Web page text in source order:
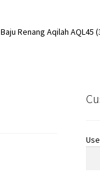
Baju Renang Aqilah AQL45